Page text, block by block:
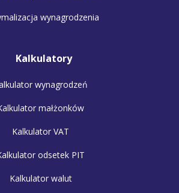
wynagrodzenia
Kalkulatory
wynagrodzeń
małżonków
Kalkulator VAT
odsetek PIT
Kalkulator walut